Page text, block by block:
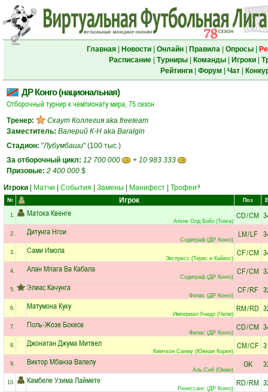
Главная| Новости| Онлайн| Правила| Опросы|
Расписание| Турниры| Команды| Игроки|
Рейтинги| Форум Чат|
ДР Конго (национальная)
Отборочный турнир к чемпионату мира, 75 сезон
Тренер: Скаут Коллегия aka freeteam
Заместитель: Валерий К-Н aka Baralgin
Стадион: "Лубумбаши" (100 тыс.)
За отборочный цикл: 12 700 000 + 10 983 333
Призовые: 2 400 000 $
Игроки
Матчи События Замены Манифест Трофеи 9
№ Игрок Поз
1. Матока Квенге
Ателе Олд Бойз (Тонга)
CD/CM
2. Дитунга Нгои
Содиграф (ДР Конго)
LM/LF
3. Сами Имола
Экспресс (Теркс и Кайкос)
CF/CM
4. Алан Мпага Ва Кабала
Содиграф (ДР Конго)
CF/CM
5. Элиас Качунга
Филас (ДР Конго)
CF/RF
6. Матумона Куку
Империал Унидо (Чили)
RM/RD
7. Поль-Жозе Бокесе
Филас (ДР Конго)
CD/CM
8. Джонатан Джума Митвел
Кимчхон Санму (Южная Корея)
CM/CF
9. Виктор Мбанза Валелу
Аль-Сиб (Оман)
GK
10. Камбеле Узима Лаймете
Ренессанс (ДР Конго)
RD/RM